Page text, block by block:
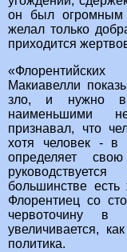
он был огромным
желал только
приходится
Макиавелли
зло, и нужно
наименьшими
признавал, что
хотя человек - в
определяет
большинстве
Флорентиец со
червоточину в
увеличивается,
политика.